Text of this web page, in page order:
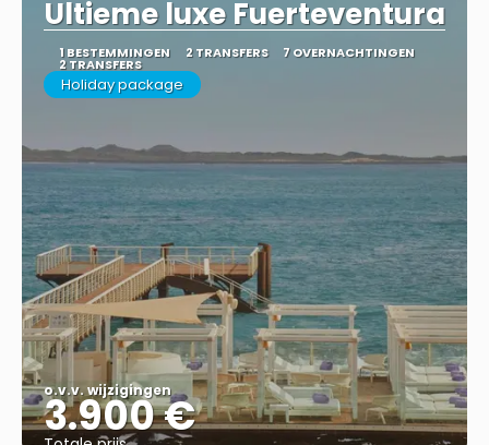
Ultieme luxe Fuerteventura
1 BESTEMMINGEN 2 TRANSFERS 7 OVERNACHTINGEN
2 TRANSFERS
Holiday package
o.v.v. wijzigingen
3.900 €